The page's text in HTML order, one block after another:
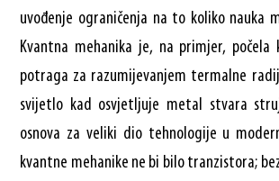
uvođenje ograničenja na to koliko nauka
Kvantna mehanika je, na primjer, počela
potraga za razumijevanjem termalne
svijetlo kad osvjetljuje metal stvara
osnova za veliki dio tehnologije u
kvantne mehanike ne bi bilo tranzistora;